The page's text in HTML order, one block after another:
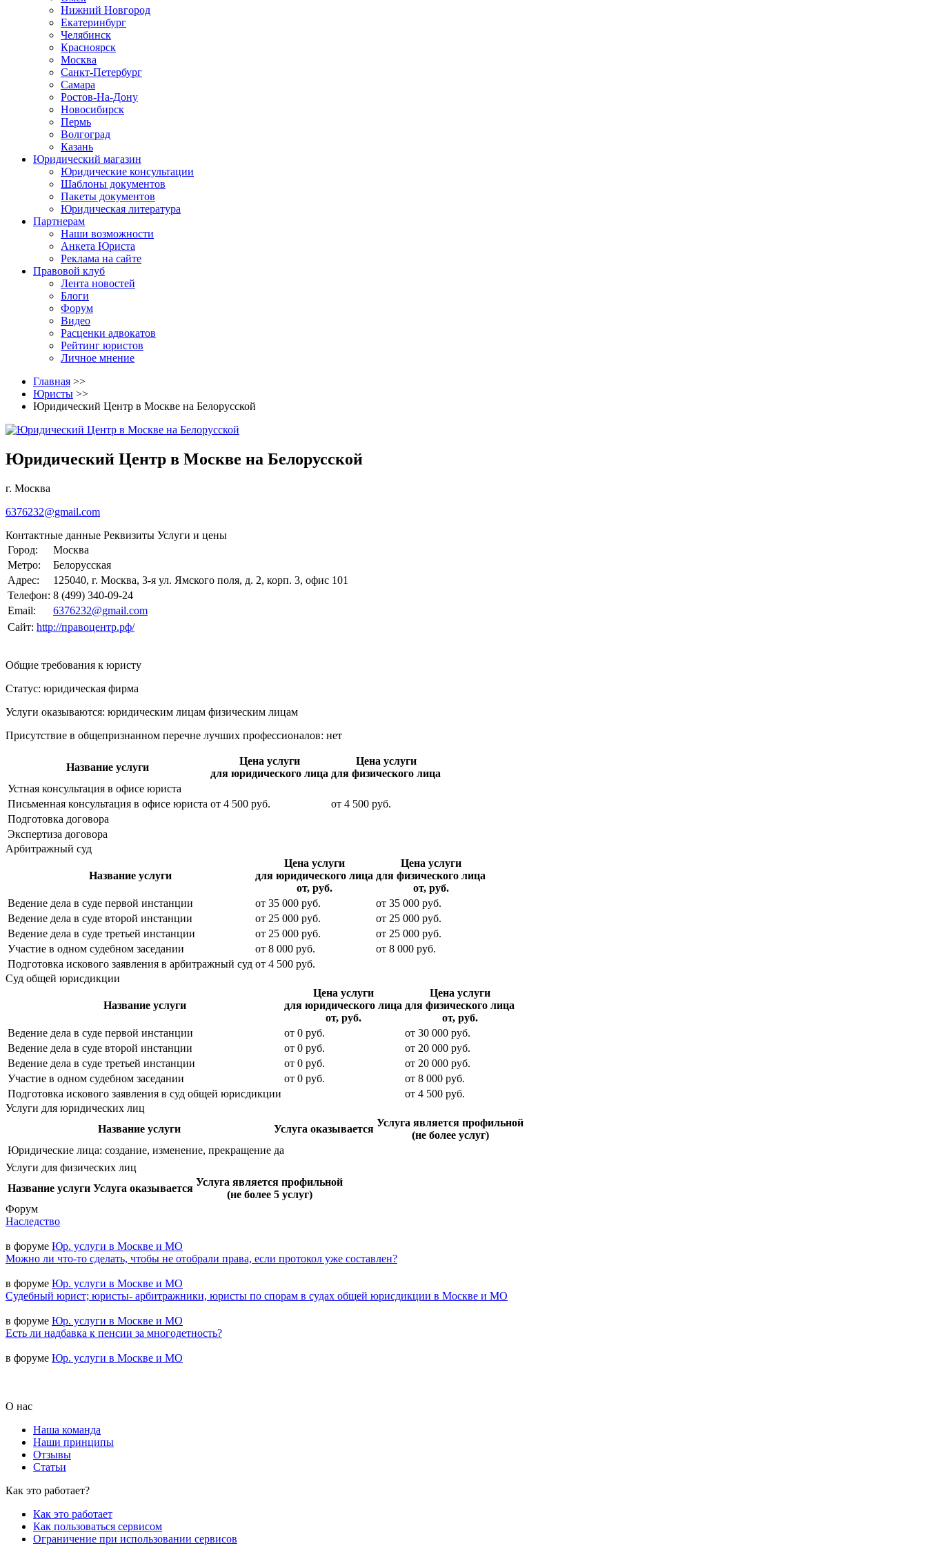
Нижний Новгород
Екатеринбург
Челябинск
Красноярск
Москва
Санкт-Петербург
Самара
Ростов-На-Дону
Новосибирск
Пермь
Волгоград
Казань
Юридический магазин
Юридические консультации
Шаблоны документов
Пакеты документов
Юридическая литература
Партнерам
Наши возможности
Анкета Юриста
Реклама на сайте
Правовой клуб
Лента новостей
Блоги
Форум
Видео
Расценки адвокатов
Рейтинг юристов
Личное мнение
Главная >>
Юристы >>
Юридический Центр в Москве на Белорусской
Юридический Центр в Москве на Белорусской
г. Москва
6376232@gmail.com
Контактные данные Реквизиты Услуги и цены
Город:
Москва
Метро:
Белорусская
Адрес:
125040, г. Москва, 3-я ул. Ямского поля, д. 2, корп. 3, офис 101
Телефон: 8 (499) 340-09-24
Email:
6376232@gmail.com
Сайт: http://правоцентр.рф/
Общие требования к юристу
Статус: юридическая фирма
Услуги оказываются: юридическим лицам физическим лицам
Присутствие в общепризнанном перечне лучших профессионалов: нет
Название услуги
Цена услуги
для юридического лица
Цена услуги
для физического лица
Устная консультация в офисе юриста
Письменная консультация в офисе юриста от 4 500 руб. от 4 500 руб.
Подготовка договора
Экспертиза договора
Арбитражный суд
Название услуги
Цена услуги
для юридического лица
от, руб.
Цена услуги
для физического лица
от, руб.
Ведение дела в суде первой инстанции
от 35 000 руб. от 35 000 руб.
Ведение дела в суде второй инстанции
от 25 000 руб. от 25 000 руб.
Ведение дела в суде третьей инстанции
от 25 000 руб. от 25 000 руб.
Участие в одном судебном заседании
от 8 000 руб. от 8 000 руб.
Подготовка искового заявления в арбитражный суд от 4 500 руб.
Суд общей юрисдикции
Название услуги
Цена услуги
для юридического лица
от, руб.
Цена услуги
для физического лица
от, руб.
Ведение дела в суде первой инстанции
от 0 руб. от 30 000 руб.
Ведение дела в суде второй инстанции
от 0 руб. от 20 000 руб.
Ведение дела в суде третьей инстанции
от 0 руб. от 20 000 руб.
Участие в одном судебном заседании
от 0 руб. от 8 000 руб.
Подготовка искового заявления в суд общей юрисдикции
от 4 500 руб.
Услуги для юридических лиц
Название услуги
Услуга оказывается
Услуга является профильной
(не более услуг)
Юридические лица: создание, изменение, прекращение да
Услуги для физических лиц
Название услуги Услуга оказывается
Услуга является профильной
(не более 5 услуг)
Форум
Наследство
в форуме Юр. услуги в Москве и МО
Можно ли что-то сделать, чтобы не отобрали права, если протокол уже составлен?
в форуме Юр. услуги в Москве и МО
Судебный юрист; юристы- арбитражники, юристы по спорам в судах общей юрисдикции в Москве и МО
в форуме Юр. услуги в Москве и МО
Есть ли надбавка к пенсии за многодетность?
в форуме Юр. услуги в Москве и МО
О нас
Наша команда
Наши принципы
Отзывы
Статьи
Как это работает?
Как это работает
Как пользоваться сервисом
Ограничение при использовании сервисов